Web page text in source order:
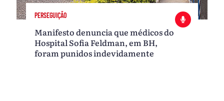
PERSEGUIÇÃO
Manifesto denuncia que médicos do
Hospital Sofia Feldman, em BH,
foram punidos indevidamente